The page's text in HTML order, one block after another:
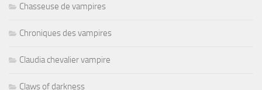
Chasseuse de vampires
Chroniques des vampires
Claudia chevalier vampire
Claws of darkness